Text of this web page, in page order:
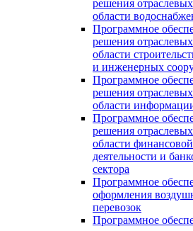
решения отраслевых
области
Программное
решения отраслевых
области
и инженерных
Программное
решения отраслевых
области
Программное
решения отраслевых
области финансовой
деятельности и
сектора
Программное
оформления
перевозок
Программное